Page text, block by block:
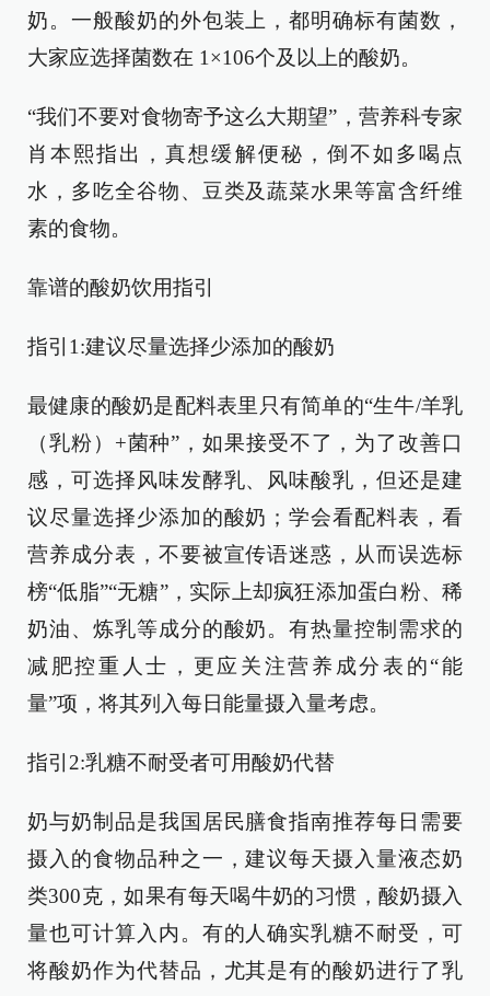
奶。一般酸奶的外包装上，都明确标有菌数，
大家应选择菌数在 1×106个及以上的酸奶。
“我们不要对食物寄予这么大期望”，营养科专家
肖本熙指出，真想缓解便秘，倒不如多喝点
水，多吃全谷物、豆类及蔬菜水果等富含纤维
素的食物。
靠谱的酸奶饮用指引
指引1:建议尽量选择少添加的酸奶
最健康的酸奶是配料表里只有简单的“生牛/羊乳
（乳粉）+菌种”，如果接受不了，为了改善口
感，可选择风味发酵乳、风味酸乳，但还是建
议尽量选择少添加的酸奶；学会看配料表，看
营养成分表，不要被宣传语迷惑，从而误选标
榜“低脂”“无糖”，实际上却疯狂添加蛋白粉、稀
奶油、炼乳等成分的酸奶。有热量控制需求的
减肥控重人士，更应关注营养成分表的“能
量”项，将其列入每日能量摄入量考虑。
指引2:乳糖不耐受者可用酸奶代替
奶与奶制品是我国居民膳食指南推荐每日需要
摄入的食物品种之一，建议每天摄入量液态奶
类300克，如果有每天喝牛奶的习惯，酸奶摄入
量也可计算入内。有的人确实乳糖不耐受，可
将酸奶作为代替品，尤其是有的酸奶进行了乳